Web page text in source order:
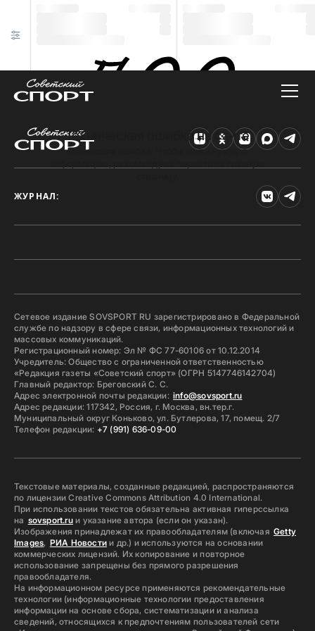
Техническая ошибка на сайте
Произошла ошибка. Чтобы найти нужную
ЖУРНАЛ:
Сетевое издание SOVSPORT RU зарегистрировано в Федеральной
службе по надзору в сфере связи, информационных технологий и
массовых коммуникаций.
Регистрационный номер: Эл № ФС 77-60106 от 10.12.2014
Учредитель: Общество с ограниченной ответственностью
«Редакция газеты «Советский спорт» (ОГРН 5147746142704)
Главный редактор: Бреговский С. С.
Адрес электронной почты редакции: info@sovsport.ru
Адрес редакции: 117342, Россия, г. Москва, вн.тер.г.
Муниципальный округ Коньково, ул. Бутлерова, 17, помещ. 2/7
Телефон редакции: +7 (991) 636-09-00
Текстовые материалы, созданные редакцией, распространяются
по лицензии Creative Commons Attribution 4.0 International.
При использовании текстов обязательна активная гиперссылка
на sovsport.ruи указание автора (если он указан).
Изображения принадлежат их правообладателям (включая Getty
Images, РИА Новостии др.) и используются на основании
коммерческих лицензий. Их копирование и повторное
использование запрещены без прямого разрешения
правообладателя.
На информационном ресурсе применяются рекомендательные
технологии (информационные технологии предоставления
информации на основе сбора, систематизации и анализа
сведений, относящихся к предпочтениям пользователей сети